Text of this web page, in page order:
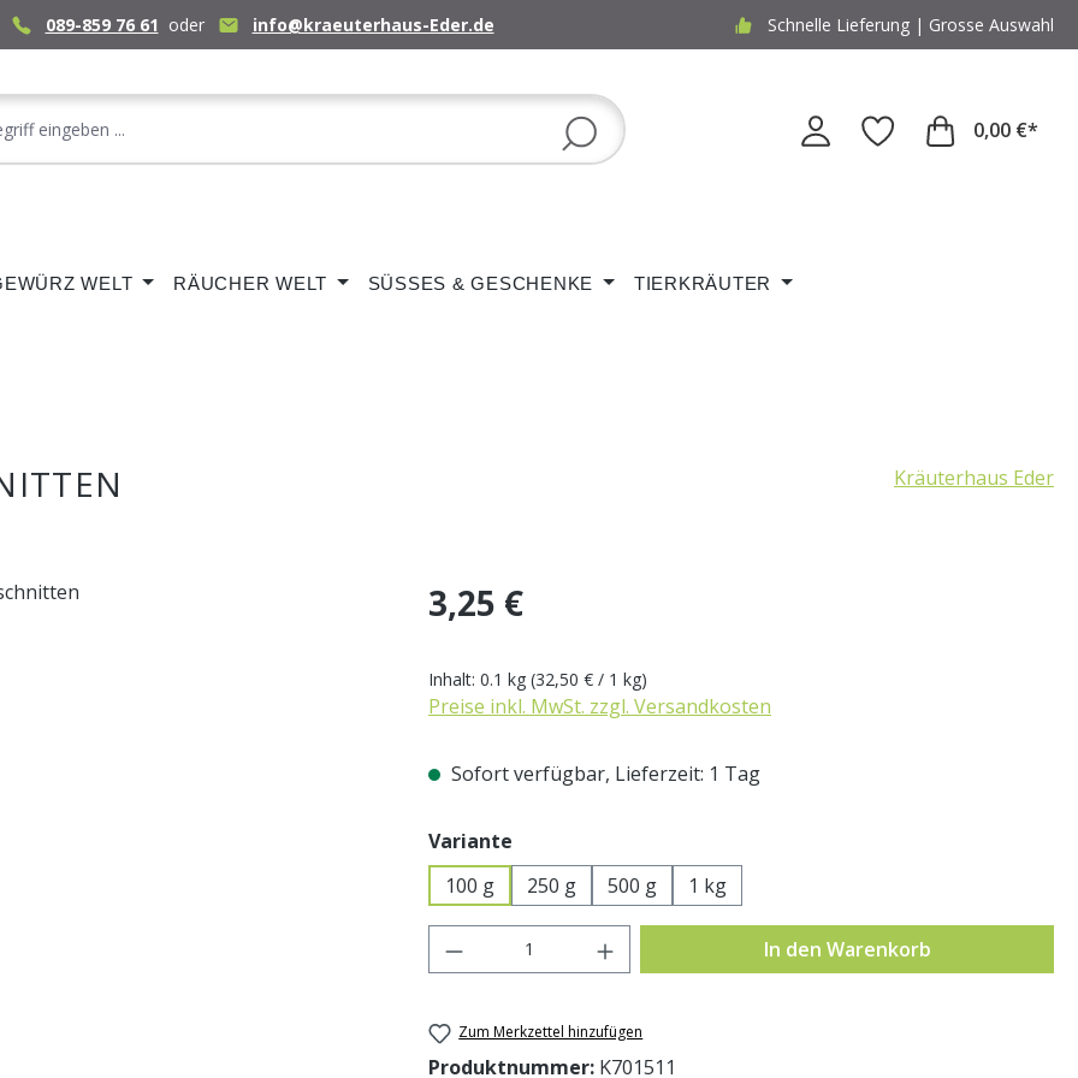
089-859 76 61 oder info@kraeuterhaus-Eder.de Schnelle Lieferung | Grosse Auswahl
0,00 €*
WELT RÄUCHER WELT SÜSSES & GESCHENKE TIERKRÄUTER
Kräuterhaus Eder
Regulärer Preis:
3,25 €
Inhalt: 0.1 kg (32,50 € / 1 kg)
Preise inkl. MwSt. zzgl. Versandkosten
Sofort verfügbar, Lieferzeit: 1 Tag
Variante
100 g
250 g 500 g 1 kg
Produkt Anzahl: Gib den gewünschten Wert
In den Warenkorb
Zum Merkzettel hinzufügen
Produktnummer: K701511